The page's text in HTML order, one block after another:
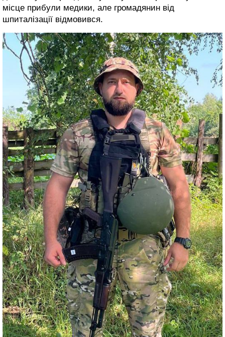
місце прибули медики, але громадянин від
шпиталізації відмовився.